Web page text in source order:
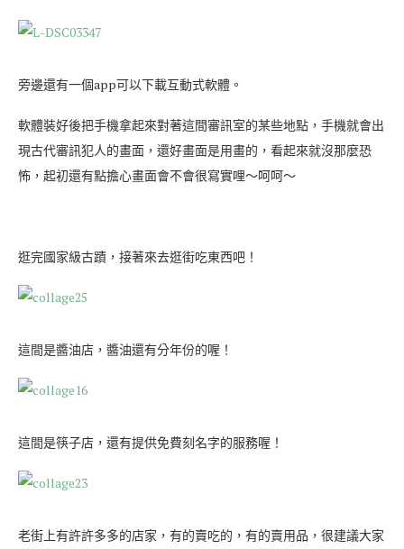
旁邊還有一個app可以下載互動式軟體。
軟體裝好後把手機拿起來對著這間審訊室的某些地點，手機就會出
現古代審訊犯人的畫面，還好畫面是用畫的，看起來就沒那麼恐
怖，起初還有點擔心畫面會不會很寫實哩～呵呵～
逛完國家級古蹟，接著來去逛街吃東西吧！
這間是醬油店，醬油還有分年份的喔！
這間是筷子店，還有提供免費刻名字的服務喔！
老街上有許許多多的店家，有的賣吃的，有的賣用品，很建議大家